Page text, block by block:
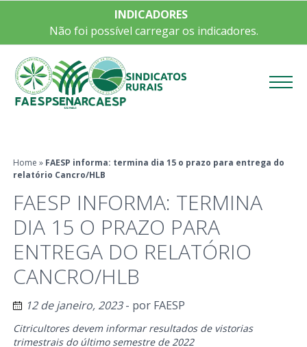
INDICADORES
Não foi possível carregar os indicadores.
Home » FAESP informa: termina dia 15 o prazo para entrega do
relatório Cancro/HLB
FAESP INFORMA: TERMINA
DIA 15 O PRAZO PARA
ENTREGA DO RELATÓRIO
CANCRO/HLB
12 de janeiro, 2023- por FAESP
Citricultores devem informar resultados de vistorias
trimestrais do último semestre de 2022